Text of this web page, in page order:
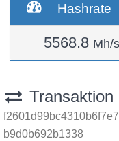
Hashrate
5568.8 Mh/s
Transaktion
b9d0b692b1338